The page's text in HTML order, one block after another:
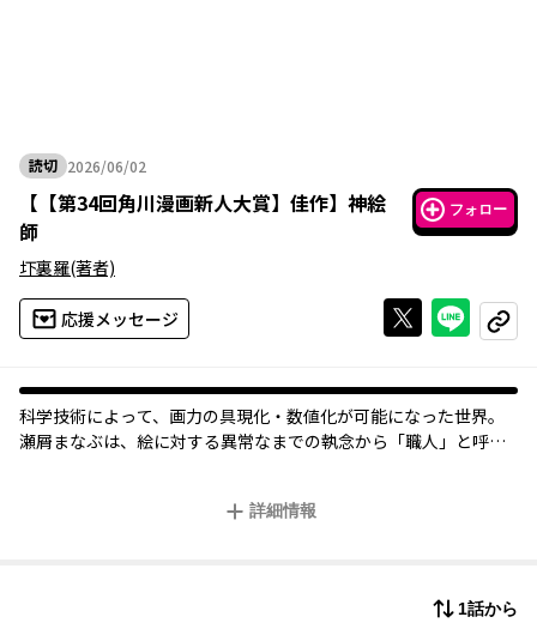
読切 2026/06/02
2026年06月02日
【 【第34回角川漫画新人大賞】佳作】 神絵
師
フォロー
圷裏羅(著者)
応援メッセージ Xで投稿する
ライン
コピー
科学技術によって、画力の具現化・数値化が可能になった世界。
瀬屑まなぶは、絵に対する異常なまでの執念から「職人」と呼ば
詳細情報
1話から